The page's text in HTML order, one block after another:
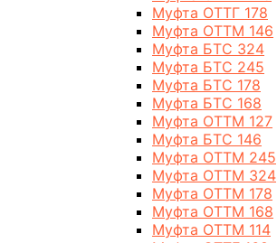
Муфта ОТТГ 178
Муфта ОТТМ 146
Муфта БТС 324
Муфта БТС 245
Муфта БТС 178
Муфта БТС 168
Муфта ОТТМ 127
Муфта БТС 146
Муфта ОТТМ 245
Муфта ОТТМ 324
Муфта ОТТМ 178
Муфта ОТТМ 168
Муфта ОТТМ 114